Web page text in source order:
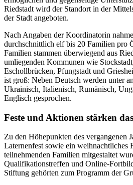
Riedstadt wird der Standort in der
der Stadt angeboten.
Nach Angaben der Koordinatorin
durchschnittlich elf bis 20 Familien pro
Familien stammen überwiegend aus
umliegenden Kommunen wie
Eschollbrücken, Pfungstadt und
ist groß: Neben Deutsch werden unter
Ukrainisch, Italienisch, Rumänisch,
Englisch gesprochen.
Feste und Aktionen stärken
Zu den Höhepunkten des vergangenen
Laternenfest sowie ein weihnachtliches
teilnehmenden Familien mitgestaltet
Qualifikationstreffen und Online-
Stiftung gehörten zum Programm der